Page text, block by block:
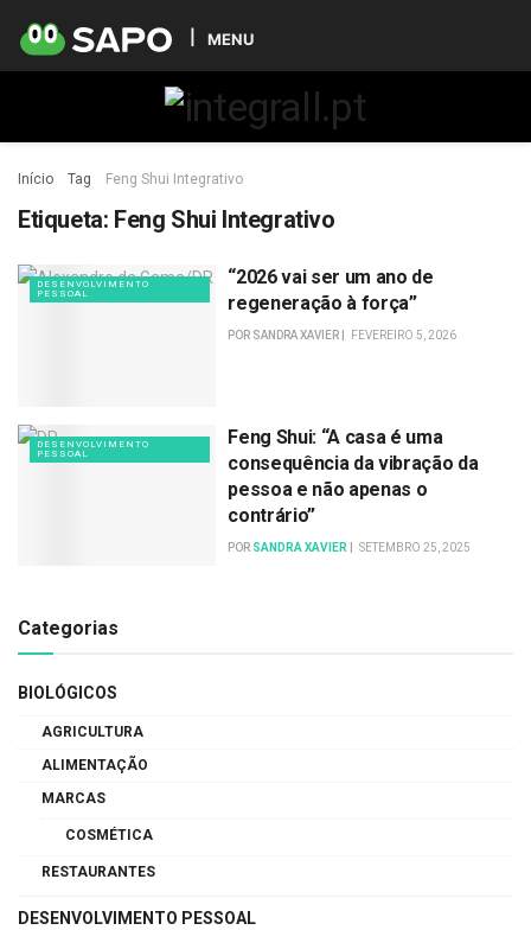
MENU
Início Tag Feng Shui Integrativo
Etiqueta: Feng Shui Integrativo
DESENVOLVIMENTO
PESSOAL
“2026 vai ser um ano de
regeneração à força”
POR SANDRA XAVIER FEVEREIRO 5, 2026
DESENVOLVIMENTO
PESSOAL
Feng Shui: “A casa é uma
consequência da vibração da
pessoa e não apenas o
contrário”
POR SANDRA XAVIER SETEMBRO 25, 2025
Categorias
BIOLÓGICOS
AGRICULTURA
ALIMENTAÇÃO
MARCAS
COSMÉTICA
RESTAURANTES
DESENVOLVIMENTO PESSOAL